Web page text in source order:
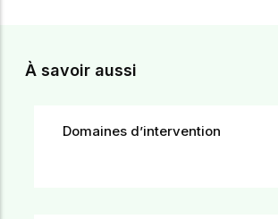
À savoir aussi
Domaines d’intervention